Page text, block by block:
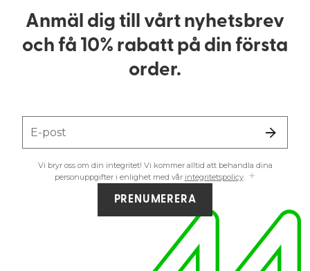
Anmäl dig till vårt nyhetsbrev
och få 10% rabatt på din första
order.
E-post
Vi bryr oss om din integritet! Vi kommer alltid att behandla dina
personuppgifter i enlighet med vår integritetspolicy.
PRENUMERERA